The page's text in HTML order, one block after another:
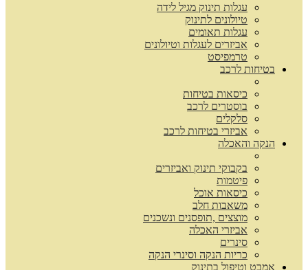
עגלות תינוק מגיל לידה
טיולונים לתינוק
עגלות תאומים
אביזרים לעגלות וטיולונים
טרמפיסט
בטיחות לרכב
כיסאות בטיחות
בוסטרים לרכב
סלקלים
אביזרי בטיחות לרכב
הנקה והאכלה
בקבוקי תינוק ואביזרים
פיטמות
כיסאות אוכל
משאבות חלב
מוצצים ,תופסנים ונשכנים
אביזרי האכלה
סינרים
כריות הנקה וסינרי הנקה
אמבט וטיפול בתינוק